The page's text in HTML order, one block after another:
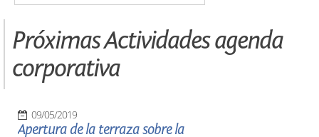
Próximas Actividades agenda
corporativa
09/05/2019
Apertura de la terraza sobre la